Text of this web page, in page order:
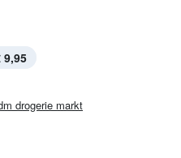
9,95
drogerie markt